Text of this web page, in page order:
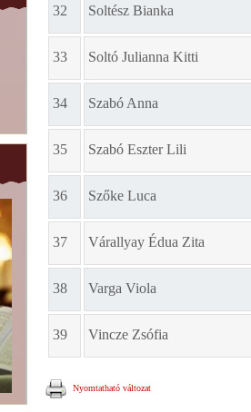
32 Soltész Bianka
33 Soltó Julianna Kitti
34 Szabó Anna
35 Szabó Eszter Lili
36 Szőke Luca
37 Várallyay Édua Zita
38 Varga Viola
39 Vincze Zsófia
Nyomtatható változat